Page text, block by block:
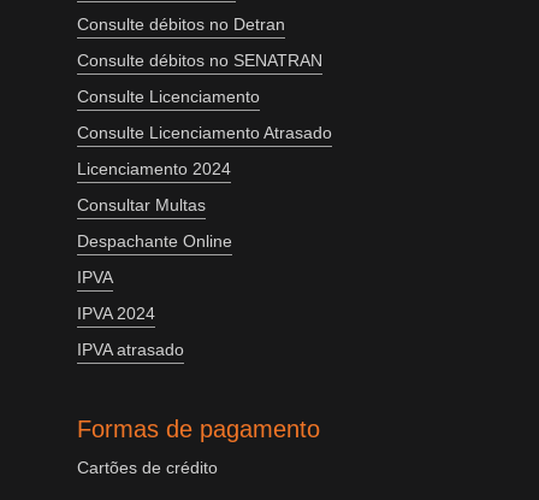
Consulte débitos no Detran
Consulte débitos no SENATRAN
Consulte Licenciamento
Consulte Licenciamento Atrasado
Licenciamento 2024
Consultar Multas
Despachante Online
IPVA
IPVA 2024
IPVA atrasado
Formas de pagamento
Cartões de crédito